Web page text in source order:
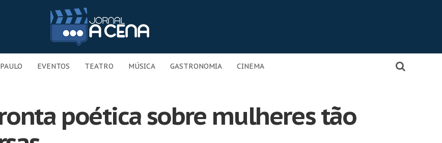
EVENTOS TEATRO MÚSICA GASTRONOMIA CINEMA
poética sobre mulheres tão